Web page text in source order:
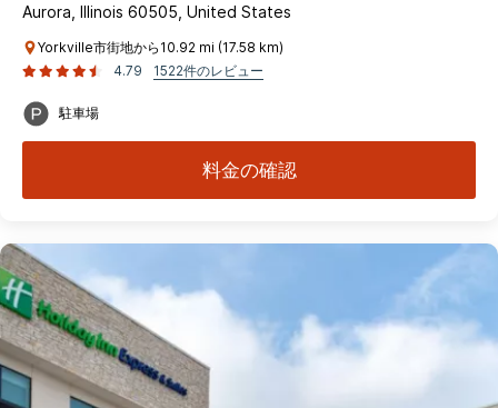
Aurora, Illinois 60505, United States
Yorkville市街地から10.92 mi (17.58 km)
4.79
1522件のレビュー
駐車場
料金の確認